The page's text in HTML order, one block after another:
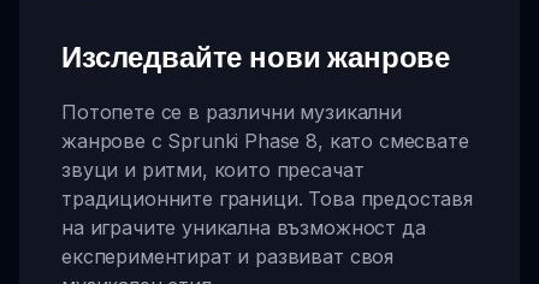
Изследвайте нови жанрове
Потопете се в различни музикални
жанрове с Sprunki Phase 8, като смесвате
звуци и ритми, които пресачат
традиционните граници. Това предоставя
на играчите уникална възможност да
експериментират и развиват своя